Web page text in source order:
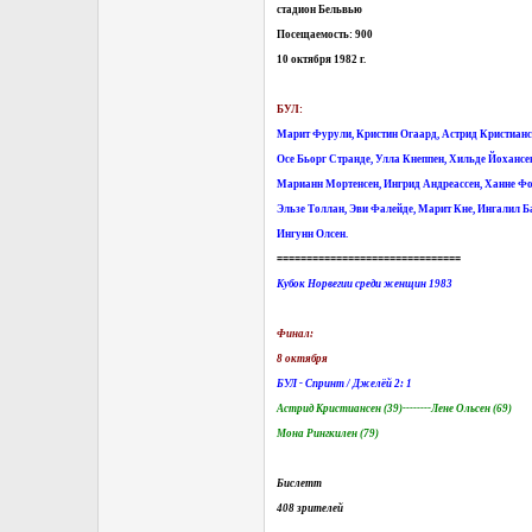
стадион Бельвью
Посещаемость: 900
10 октября 1982 г.
БУЛ:
Марит Фурули, Кристин Огаард, Астрид
Осе Бьорг Странде, Улла Кнеппен, Хильде
Марианн Мортенсен, Ингрид Андреассен, Ханне
Эльзе Толлан, Эви Фалейде, Марит Кне, Ингалил
Ингунн Олсен.
===============================
Кубок Норвегии среди женщин 1983
Финал:
8 октября
БУЛ - Спринт / Джелёй 2: 1
Астрид Кристиансен (39)--------Лене Ольсен (69)
Мона Рингкилен (79)
Бислетт
408 зрителей